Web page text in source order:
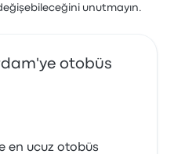
unutmayın.
otobüs
en ucuz otobüs